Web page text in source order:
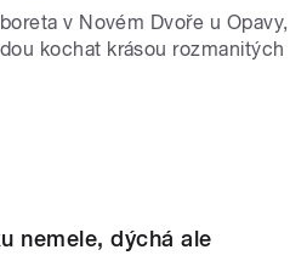
v Novém Dvoře u Opavy,
kochat krásou rozmanitých
nemele, dýchá ale